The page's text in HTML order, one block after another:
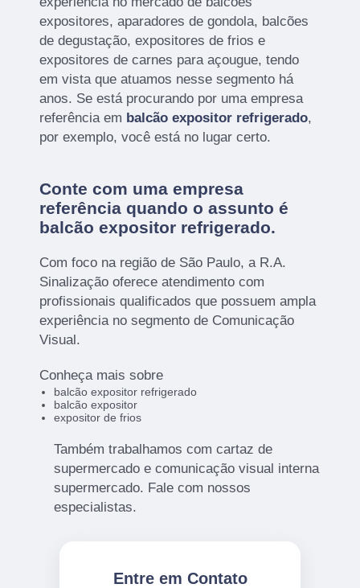
expositores, aparadores de gondola, balcões
de degustação, expositores de frios e
expositores de carnes para açougue, tendo
em vista que atuamos nesse segmento há
anos. Se está procurando por uma empresa
referência em balcão expositor refrigerado,
por exemplo, você está no lugar certo.
Conte com uma empresa
referência quando o assunto é
balcão expositor refrigerado.
Com foco na região de São Paulo, a R.A.
Sinalização oferece atendimento com
profissionais qualificados que possuem ampla
experiência no segmento de Comunicação
Visual.
Conheça mais sobre
balcão expositor refrigerado
balcão expositor
expositor de frios
Também trabalhamos com cartaz de
supermercado e comunicação visual interna
supermercado. Fale com nossos
especialistas.
Entre em Contato